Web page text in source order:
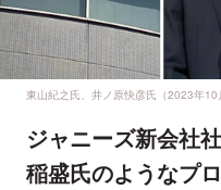
東山紀之氏、井ノ原快彦氏（2023年10
ジャニーズ新会社
稲盛氏のようなプ